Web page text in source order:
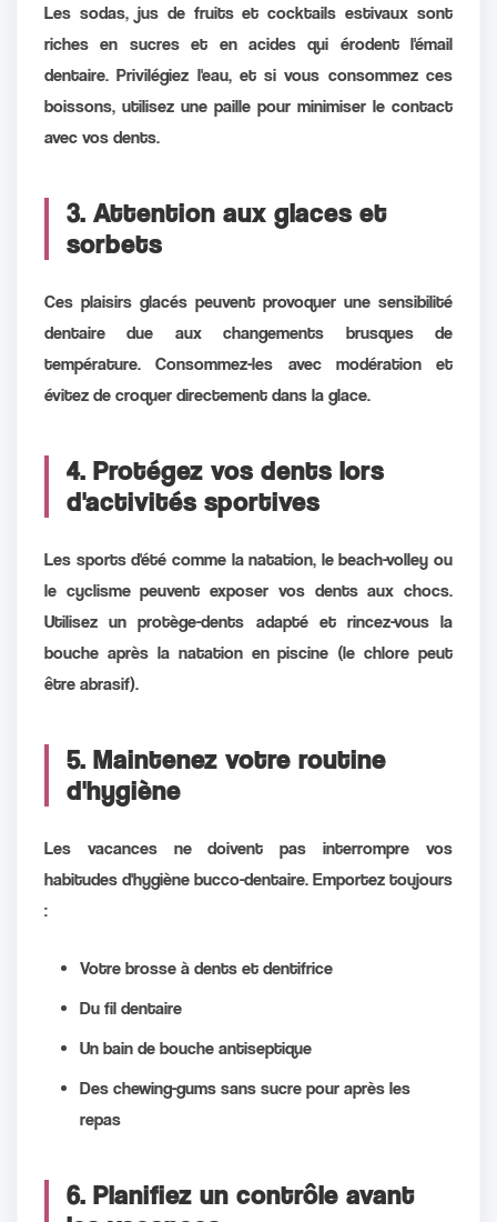
Les sodas, jus de fruits et cocktails estivaux sont
riches en sucres et en acides qui érodent l'émail
dentaire. Privilégiez l'eau, et si vous consommez ces
boissons, utilisez une paille pour minimiser le contact
avec vos dents.
3. Attention aux glaces et
sorbets
Ces plaisirs glacés peuvent provoquer une sensibilité
dentaire due aux changements brusques de
température. Consommez-les avec modération et
évitez de croquer directement dans la glace.
4. Protégez vos dents lors
d'activités sportives
Les sports d'été comme la natation, le beach-volley ou
le cyclisme peuvent exposer vos dents aux chocs.
Utilisez un protège-dents adapté et rincez-vous la
bouche après la natation en piscine (le chlore peut
être abrasif).
5. Maintenez votre routine
d'hygiène
Les vacances ne doivent pas interrompre vos
habitudes d'hygiène bucco-dentaire. Emportez toujours
:
Votre brosse à dents et dentifrice
Du fil dentaire
Un bain de bouche antiseptique
Des chewing-gums sans sucre pour après les
repas
6. Planifiez un contrôle avant